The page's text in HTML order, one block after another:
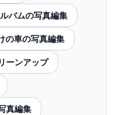
バムの写真編集
の車の写真編集
ーンアップ
真編集